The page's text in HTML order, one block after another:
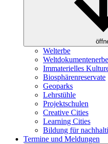
Welterbe
Weltdokumentenerbe
Immaterielles
Biosphärenreservate
Geoparks
Lehrstühle
Projektschulen
Creative Cities
Learning Cities
Bildung für
Termine und Meldungen